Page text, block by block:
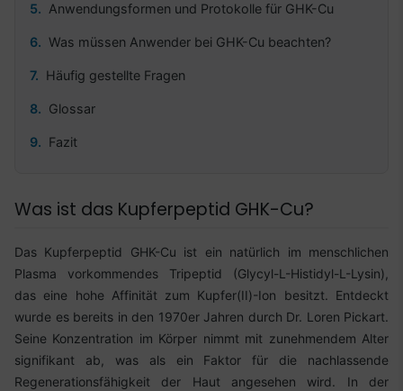
Anwendungsformen und Protokolle für GHK-Cu
Was müssen Anwender bei GHK-Cu beachten?
Häufig gestellte Fragen
Glossar
Fazit
Was ist das Kupferpeptid GHK-Cu?
Das Kupferpeptid GHK-Cu ist ein natürlich im menschlichen
Plasma vorkommendes Tripeptid (Glycyl-L-Histidyl-L-Lysin),
das eine hohe Affinität zum Kupfer(II)-Ion besitzt. Entdeckt
wurde es bereits in den 1970er Jahren durch Dr. Loren Pickart.
Seine Konzentration im Körper nimmt mit zunehmendem Alter
signifikant ab, was als ein Faktor für die nachlassende
Regenerationsfähigkeit der Haut angesehen wird. In der